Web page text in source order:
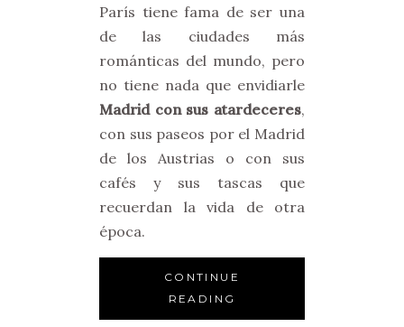
París tiene fama de ser una
de las ciudades más
románticas del mundo, pero
no tiene nada que envidiarle
Madrid con sus atardeceres,
con sus paseos por el Madrid
de los Austrias o con sus
cafés y sus tascas que
recuerdan la vida de otra
época.
CONTINUE
READING